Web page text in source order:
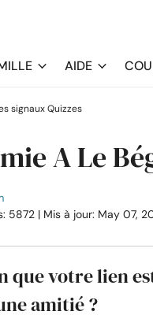
AIDE
signaux Quizzes
A Le
5872 | Mis à jour: May 07,
que votre lien
amitié ?